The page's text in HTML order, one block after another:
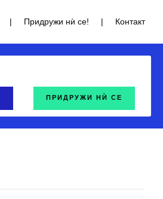
| Придружи нѝ се! | Контакт
ПРИДРУЖИ НЍ СЕ